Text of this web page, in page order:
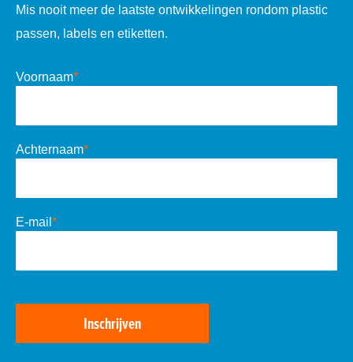
Mis nooit meer de laatste ontwikkelingen rondom plastic
passen, labels en etiketten.
Voornaam*
Achternaam*
E-mail *
Inschrijven